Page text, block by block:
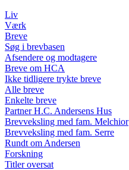
Liv
Værk
Breve
Søg i brevbasen
Afsendere og modtagere
Breve om HCA
Ikke tidligere trykte breve
Alle breve
Enkelte breve
Partner H.C. Andersens Hus
Brevveksling med fam. Melchior
Brevveksling med fam. Serre
Rundt om Andersen
Forskning
Titler oversat